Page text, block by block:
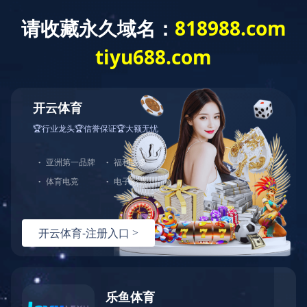
主页>印刷案例>彩盒印刷>